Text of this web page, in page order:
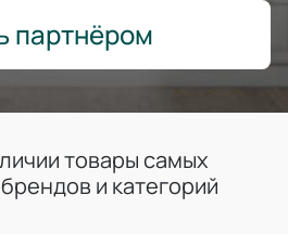
партнёром
товары самых
и категорий